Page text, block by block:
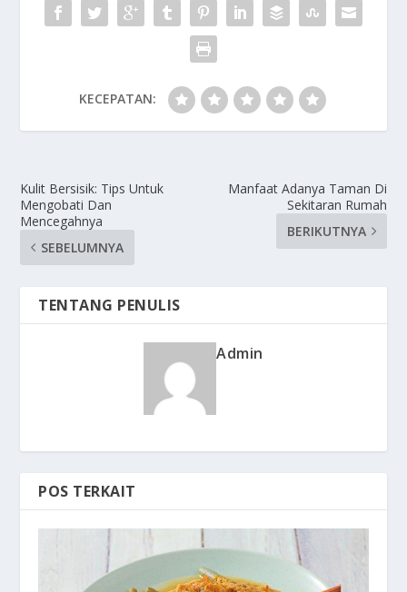
KECEPATAN:
Kulit Bersisik: Tips Untuk
Mengobati Dan
Mencegahnya
SEBELUMNYA
Manfaat Adanya Taman Di
Sekitaran Rumah
BERIKUTNYA
TENTANG PENULIS
Admin
POS TERKAIT